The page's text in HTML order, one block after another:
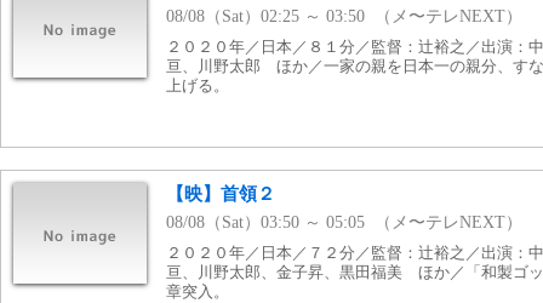
08/08（Sat）02:25 ～ 03:50 （メ〜テレNEXT）
２０２０年／日本／８１分／監督：辻裕之／出演：
亘、川野太郎 ほか／一家の親を日本一の親分、す
上げる。
【映】首領２
08/08（Sat）03:50 ～ 05:05 （メ〜テレNEXT）
２０２０年／日本／７２分／監督：辻裕之／出演：
亘、川野太郎、金子昇、黒田福美 ほか／「和製ゴ
章突入。